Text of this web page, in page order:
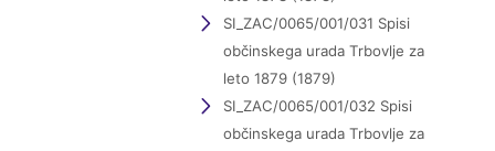
SI_ZAC/0065/001/031 Spisi
občinskega urada Trbovlje za
leto 1879 (1879)
SI_ZAC/0065/001/032 Spisi
občinskega urada Trbovlje za